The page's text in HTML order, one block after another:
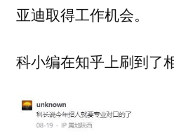
亚迪取得工作机会。
科小编在知乎上刷到了